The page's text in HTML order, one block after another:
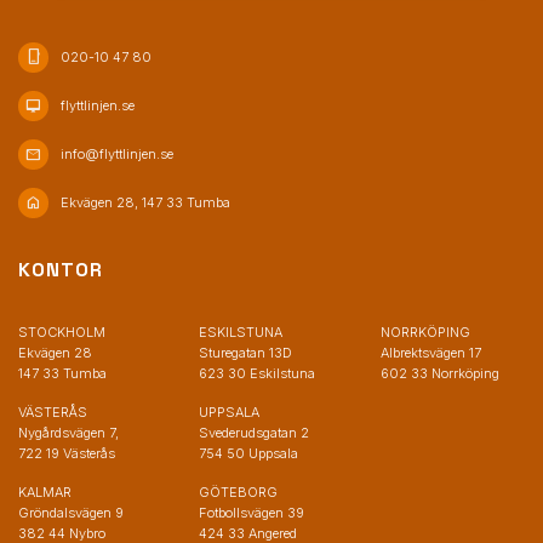
phone_iphone 020-10 47 80
desktop_mac flyttlinjen.se
mail info@flyttlinjen.se
home Ekvägen 28, 147 33 Tumba
KONTOR
STOCKHOLM
Ekvägen 28
147 33 Tumba
VÄSTERÅS
Nygårdsvägen 7,
722 19 Västerås
KALMAR
Gröndalsvägen 9
382 44 Nybro
ESKILSTUNA
Sturegatan 13D
623 30 Eskilstuna
UPPSALA
Svederudsgatan 2
754 50 Uppsala
GÖTEBORG
Fotbollsvägen 39
424 33 Angered
NORRKÖPING
Albrektsvägen 17
602 33 Norrköping